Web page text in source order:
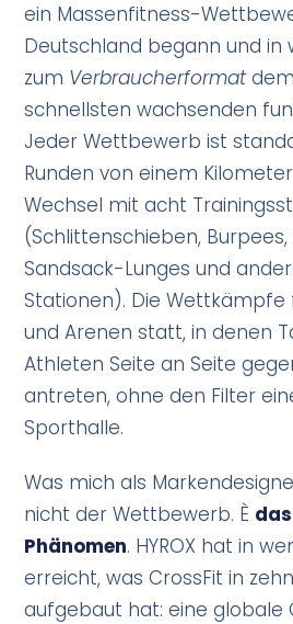
ein Massenfitness-
Deutschland begann und in
zum Verbraucherformat
schnellsten wachsenden
Jeder Wettbewerb ist
Runden von einem
Wechsel mit acht
(Schlittenschieben,
Sandsack-Lunges und
Stationen). Die Wettkämpfe
und Arenen statt, in denen
Athleten Seite an Seite
antreten, ohne den Filter
Sporthalle.
Was mich als
nicht der Wettbewerb. È
Phänomen. HYROX hat in
erreicht, was CrossFit in
aufgebaut hat: eine globale